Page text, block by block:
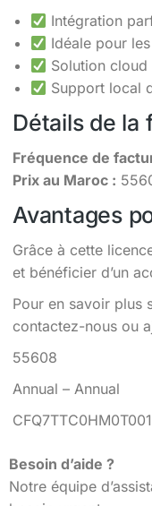
Intégration
Idéale pour
Solution
Support local
Détails de
Fréquence de
Prix au Maroc :
Avantages
Grâce à cette
et bénéficier d’un
Pour en savoir plus
contactez-nous ou
55608
Annual – Annual
Besoin d’aide ?
Notre équipe